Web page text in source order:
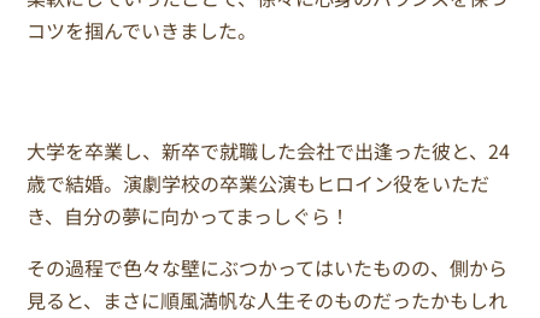
コツを掴んでいきました。
大学を卒業し、新卒で就職した会社で出逢った彼と、24
歳で結婚。演劇学校の卒業公演もヒロイン役をいただ
き、自分の夢に向かってまっしぐら！
その過程で色々な壁にぶつかってはいたものの、側から
見ると、まさに順風満帆な人生そのものだったかもしれ